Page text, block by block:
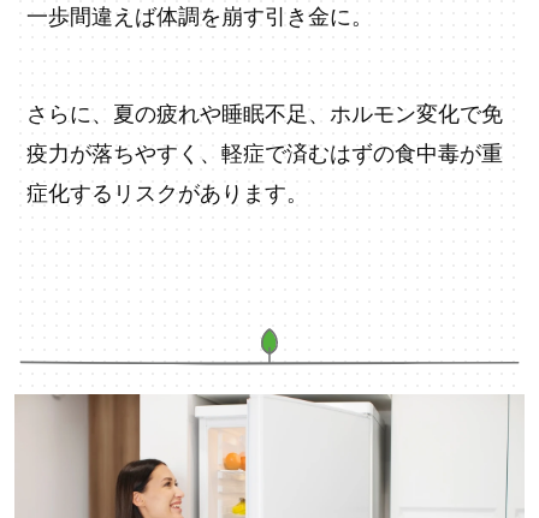
一歩間違えば体調を崩す引き金に。
さらに、夏の疲れや睡眠不足、ホルモン変化で免
疫力が落ちやすく、軽症で済むはずの食中毒が重
症化するリスクがあります。